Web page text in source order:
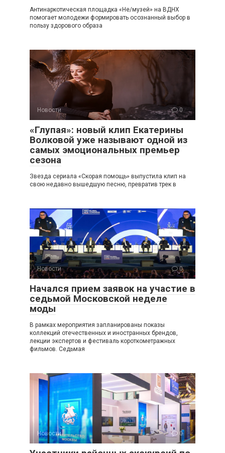
Антинаркотическая площадка «Не/музей» на ВДНХ
помогает молодежи формировать осознанный выбор в
пользу здорового образа
Новости 0
«Глупая»: новый клип Екатерины
Волковой уже называют одной из
самых эмоциональных премьер
сезона
Звезда сериала «Скорая помощь» выпустила клип на
свою недавно вышедшую песню, превратив трек в
Новости 0
Начался прием заявок на участие в
седьмой Московской неделе
моды
В рамках мероприятия запланированы показы
коллекций отечественных и иностранных брендов,
лекции экспертов и фестиваль короткометражных
фильмов. Седьмая
Новости 0